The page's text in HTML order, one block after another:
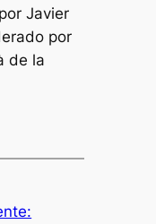
Javier
por
de la